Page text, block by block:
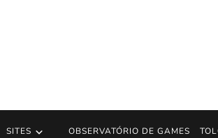
SITES OBSERVATÓRIO DE GAMES